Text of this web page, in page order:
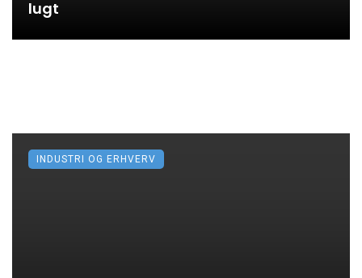
lugt
INDUSTRI OG ERHVERV